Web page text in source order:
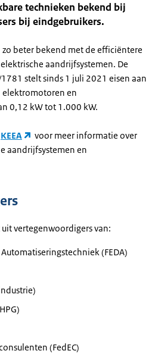
technieken bekend bij
bij eindgebruikers.
beter bekend met de efficiëntere
aandrijfsystemen. De
stelt sinds 1 juli 2021 eisen aan
elektromotoren en
0,12 kW tot 1.000 kW.
KEEA
voor meer informatie over
aandrijfsystemen en
vertegenwoordigers van:
(FEDA)
(FedEC)